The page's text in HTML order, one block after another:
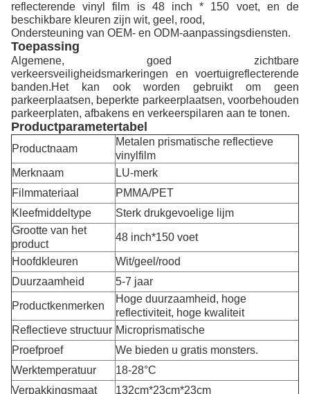
reflecterende vinyl film is 48 inch * 150 voet, en de
beschikbare kleuren zijn wit, geel, rood,
Ondersteuning van OEM- en ODM-aanpassingsdiensten.
Toepassing
Algemene, goed zichtbare
verkeersveiligheidsmarkeringen en voertuigreflecterende
banden.Het kan ook worden gebruikt om geen
parkeerplaatsen, beperkte parkeerplaatsen, voorbehouden
parkeerplaten, afbakens en verkeerspilaren aan te tonen.
Productparametertabel
Productnaam
Metalen prismatische reflectieve
vinylfilm
Merknaam
LU-merk
Filmmateriaal
PMMA/PET
Kleefmiddeltype
Sterk drukgevoelige lijm
Grootte van het
product
48 inch*150 voet
Hoofdkleuren
Wit/geel/rood
Duurzaamheid
5-7 jaar
Productkenmerken
Hoge duurzaamheid, hoge
reflectiviteit, hoge kwaliteit
Reflectieve structuur Microprismatische
Proefproef
We bieden u gratis monsters.
Werktemperatuur
18-28°C
Verpakkingsmaat
132cm*23cm*23cm